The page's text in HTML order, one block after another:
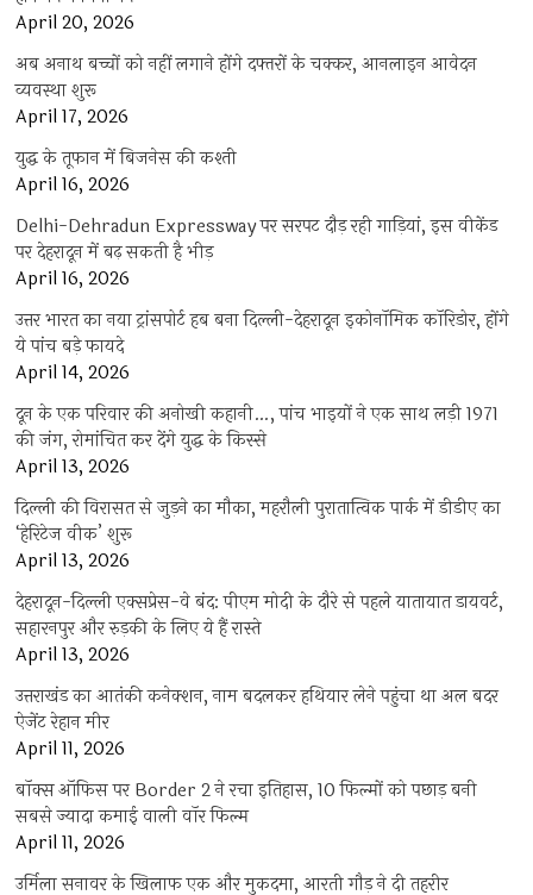
April 20, 2026
अब अनाथ बच्चों को नहीं लगाने होंगे दफ्तरों के चक्कर, आनलाइन आवेदन
व्यवस्था शुरू
April 17, 2026
युद्ध के तूफान में बिजनेस की कश्ती
April 16, 2026
Delhi-Dehradun Expressway पर सरपट दौड़ रही गाड़ियां, इस वीकेंड
पर देहरादून में बढ़ सकती है भीड़
April 16, 2026
उत्तर भारत का नया ट्रांसपोर्ट हब बना दिल्ली-देहरादून इकोनॉमिक कॉरिडोर, होंगे
ये पांच बड़े फायदे
April 14, 2026
दून के एक परिवार की अनोखी कहानी…, पांच भाइयों ने एक साथ लड़ी 1971
की जंग, रोमांचित कर देंगे युद्ध के किस्से
April 13, 2026
दिल्ली की विरासत से जुड़ने का मौका, महरौली पुरातात्विक पार्क में डीडीए का
‘हेरिटेज वीक’ शुरू
April 13, 2026
देहरादून-दिल्ली एक्सप्रेस-वे बंद: पीएम मोदी के दौरे से पहले यातायात डायवर्ट,
सहारनपुर और रुड़की के लिए ये हैं रास्ते
April 13, 2026
उत्तराखंड का आतंकी कनेक्शन, नाम बदलकर हथियार लेने पहुंचा था अल बदर
ऐजेंट रेहान मीर
April 11, 2026
बॉक्स ऑफिस पर Border 2 ने रचा इतिहास, 10 फिल्मों को पछाड़ बनी
सबसे ज्यादा कमाई वाली वॉर फिल्म
April 11, 2026
उर्मिला सनावर के खिलाफ एक और मुकदमा, आरती गौड़ ने दी तहरीर